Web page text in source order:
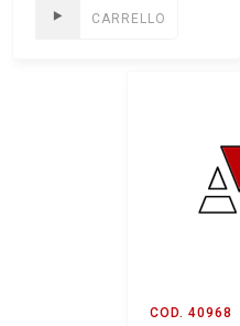
CARRELLO
COD. 40968